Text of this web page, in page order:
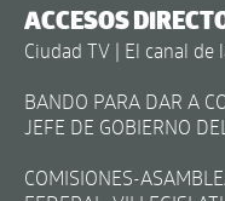
ACCESOS
Ciudad TV | El canal de
BANDO PARA DAR A
JEFE DE GOBIERNO
COMISIONES-